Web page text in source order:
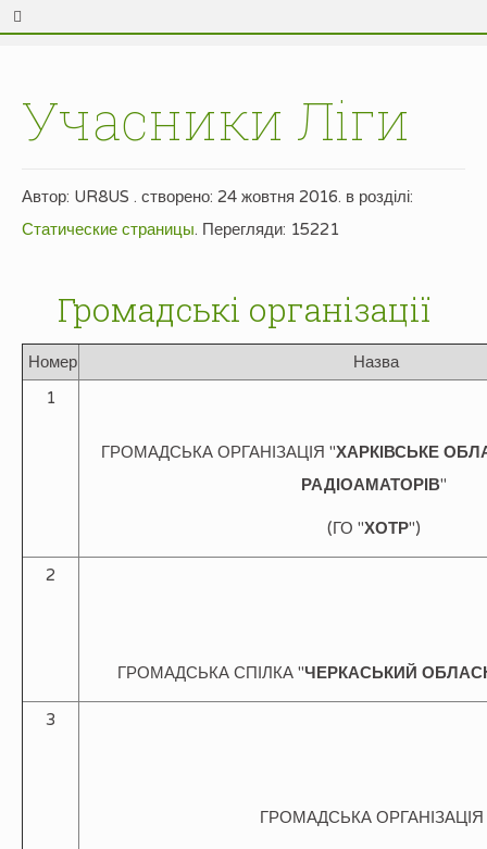
Учасники Ліги
Автор: UR8US . створено: 24 жовтня 2016. в розділі:
Статические страницы. Перегляди: 15221
Громадські організації
Номер
Назва
1
ГРОМАДСЬКА ОРГАНІЗАЦІЯ "ХАРКІВСЬКЕ
РАДІОАМАТОРІВ"
(ГО "ХОТР")
2
ГРОМАДСЬКА СПІЛКА "ЧЕРКАСЬКИЙ
3
ГРОМАДСЬКА ОРГАНІЗАЦІЯ